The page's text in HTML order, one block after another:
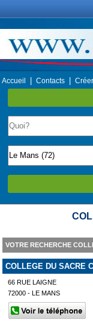
Accueil Contacts
VOTRE RECHERCHE
COLLEGE DU SACRE
66 RUE LAIGNE
72000 - LE MANS